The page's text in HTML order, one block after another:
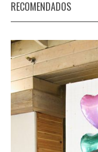
RECOMENDADOS